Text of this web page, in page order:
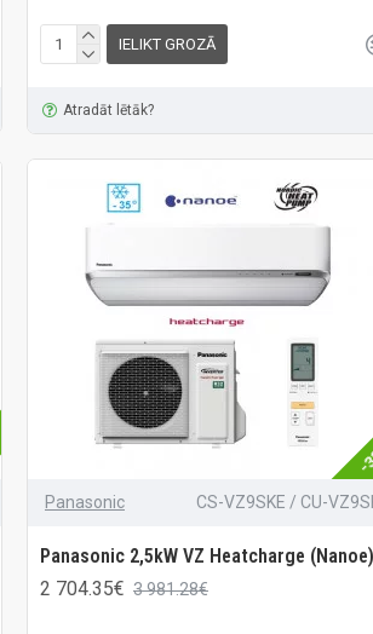
IELIKT GROZĀ
Atradāt lētāk?
-
Panasonic CS-VZ9SKE / CU-
Panasonic 2,5kW VZ Heatcharge (Nanoe)
2 704.35€ 3 981.28€